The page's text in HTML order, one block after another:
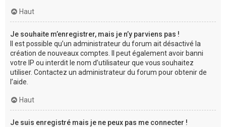
Haut
Je souhaite m’enregistrer, mais je n’y parviens pas !
Il est possible qu’un administrateur du forum ait désactivé la
création de nouveaux comptes. Il peut également avoir banni
votre IP ou interdit le nom d’utilisateur que vous souhaitez
utiliser. Contactez un administrateur du forum pour obtenir de
l’aide.
Haut
Je suis enregistré mais je ne peux pas me connecter !